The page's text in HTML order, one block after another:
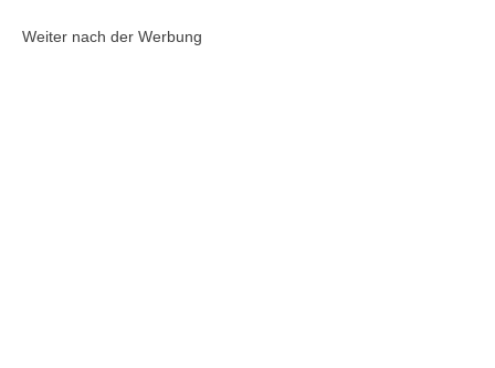
Weiter nach der Werbung